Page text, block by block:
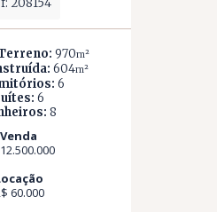
208154
970m²
604m²
6
6
8
Venda
60.000